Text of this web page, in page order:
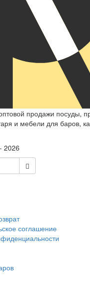
продажи посуды,
и мебели для баров,
2026
соглашение